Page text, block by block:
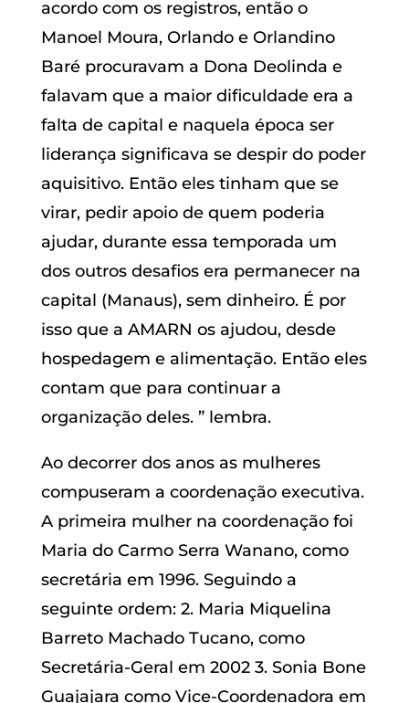
acordo com os registros, então o
Manoel Moura, Orlando e Orlandino
Baré procuravam a Dona Deolinda e
falavam que a maior dificuldade era a
falta de capital e naquela época ser
liderança significava se despir do poder
aquisitivo. Então eles tinham que se
virar, pedir apoio de quem poderia
ajudar, durante essa temporada um
dos outros desafios era permanecer na
capital (Manaus), sem dinheiro. É por
isso que a AMARN os ajudou, desde
hospedagem e alimentação. Então eles
contam que para continuar a
organização deles. ” lembra.
Ao decorrer dos anos as mulheres
compuseram a coordenação executiva.
A primeira mulher na coordenação foi
Maria do Carmo Serra Wanano, como
secretária em 1996. Seguindo a
seguinte ordem: 2. Maria Miquelina
Barreto Machado Tucano, como
Secretária-Geral em 2002 3. Sonia Bone
Guajajara como Vice-Coordenadora em